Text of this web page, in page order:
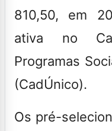
810,50, em
ativa no
Programas
(CadÚnico).
Os pré-